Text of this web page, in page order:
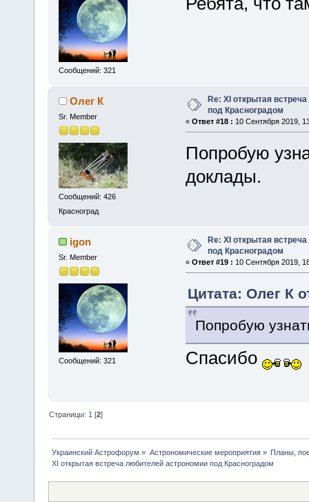
Сообщений: 321
Олег К
Sr. Member
Сообщений: 426
Красноград
Re: XІ открытая
под Красноградом
« Ответ #18 : 10 Сентября 2019,
Попробую
доклады.
igon
Sr. Member
Сообщений: 321
Re: XІ открытая
под Красноградом
« Ответ #19 : 10 Сентября 2019,
Цитата: Олег К
Попробую
Спасибо
Страницы: 1 [2]
Украинский Астрофорум » Астрономические мероприятия» Планы,
XІ открытая встреча любителей астрономии под Красноградом